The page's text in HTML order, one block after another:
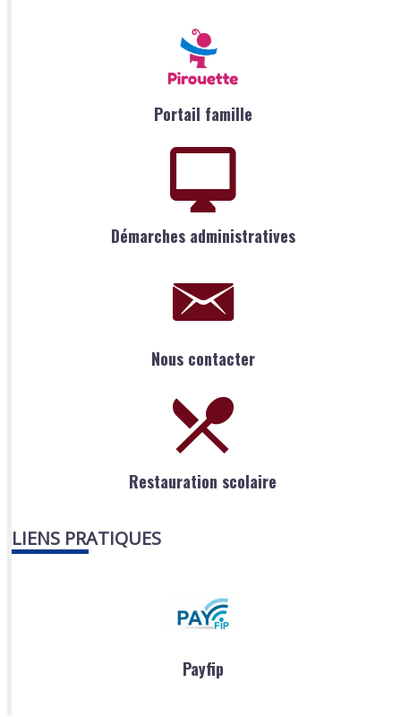
Portail famille
Démarches administratives
Nous contacter
Restauration scolaire
LIENS PRATIQUES
Payfip